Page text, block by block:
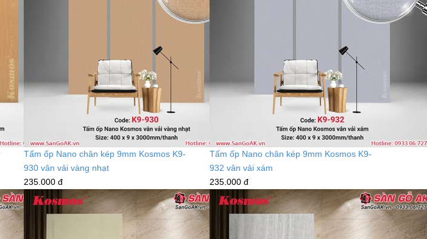
Tấm ốp Nano chân kép 9mm Kosmos K9-
930 vân vải vàng nhạt
235.000 đ
Tấm ốp Nano chân kép 9mm Kosmos K9-
932 vân vải xám
235.000 đ